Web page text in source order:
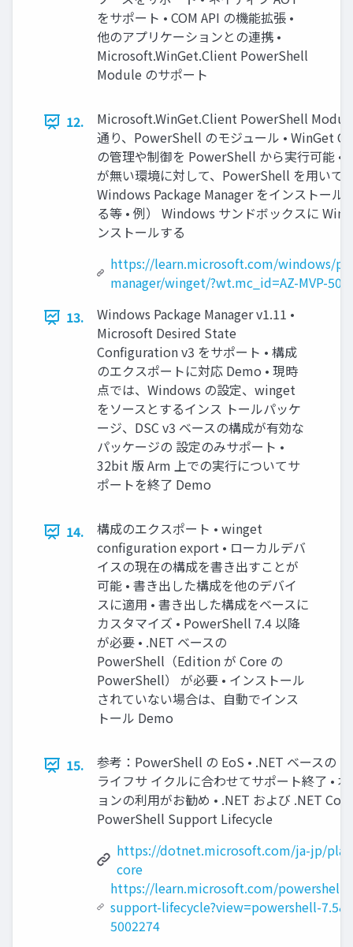
をサポート • COM API の機能拡張 •
他のアプリケーションとの連携 •
Microsoft.WinGet.Client PowerShell
Module のサポート
12.
Microsoft.WinGet.Client PowerShell
通り、PowerShell のモジュール • WinGet
の管理や制御を PowerShell から実行可能 •
が無い環境に対して、PowerShell を用いて
Windows Package Manager をインストール
る等 • 例） Windows サンドボックスに
ンストールする
https://learn.microsoft.com/windows/
manager/winget/?wt.mc_id=AZ-MVP-
13.
Windows Package Manager v1.11 •
Microsoft Desired State
Configuration v3 をサポート • 構成
のエクスポートに対応 Demo • 現時
点では、Windows の設定、winget
をソースとするインス トールパッケ
ージ、DSC v3 ベースの構成が有効な
パッケージの 設定のみサポート •
32bit 版 Arm 上での実行についてサ
ポートを終了 Demo
14.
構成のエクスポート • winget
configuration export • ローカルデバ
イスの現在の構成を書き出すことが
可能 • 書き出した構成を他のデバイ
スに適用 • 書き出した構成をベースに
カスタマイズ • PowerShell 7.4 以降
が必要 • .NET ベースの
PowerShell（Edition が Core の
PowerShell） が必要 • インストール
されていない場合は、自動でインス
トール Demo
15.
参考：PowerShell の EoS • .NET ベースの
ライフサ イクルに合わせてサポート終了 •
ョンの利用がお勧め • .NET および .NET
PowerShell Support Lifecycle
https://dotnet.microsoft.com/ja-jp/
core
https://learn.microsoft.com/
support-lifecycle?view=powershell-
5002274